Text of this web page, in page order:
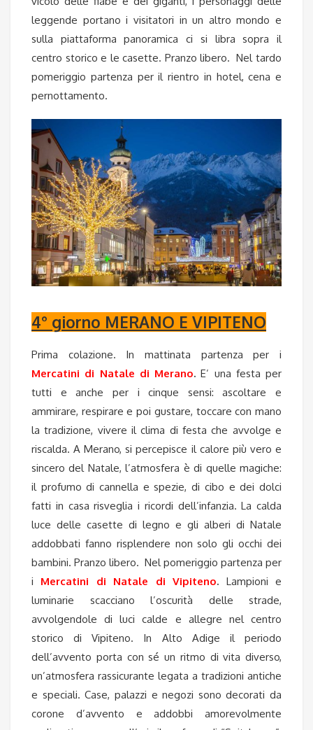
leggende portano i visitatori in un altro mondo e
sulla piattaforma panoramica ci si libra sopra il
centro storico e le casette. Pranzo libero. Nel tardo
pomeriggio partenza per il rientro in hotel, cena e
pernottamento.
4° giorno MERANO E VIPITENO
Prima colazione. In mattinata partenza per i
Mercatini di Natale di Merano.E’ una festa per
tutti e anche per i cinque sensi: ascoltare e
ammirare, respirare e poi gustare, toccare con mano
la tradizione, vivere il clima di festa che avvolge e
riscalda. A Merano, si percepisce il calore più vero e
sincero del Natale, l’atmosfera è di quelle magiche:
il profumo di cannella e spezie, di cibo e dei dolci
fatti in casa risveglia i ricordi dell’infanzia. La calda
luce delle casette di legno e gli alberi di Natale
addobbati fanno risplendere non solo gli occhi dei
bambini. Pranzo libero. Nel pomeriggio partenza per
i Mercatini di Natale di Vipiteno. Lampioni e
luminarie scacciano l’oscurità delle strade,
avvolgendole di luci calde e allegre nel centro
storico di Vipiteno. In Alto Adige il periodo
dell’avvento porta con sé un ritmo di vita diverso,
un’atmosfera rassicurante legata a tradizioni antiche
e speciali.Case, palazzi e negozi sono decorati da
corone d’avvento e addobbi amorevolmente